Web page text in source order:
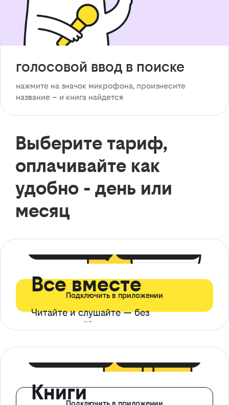
голосовой ввод в поиске
нажмите на значок микрофона, произнесите
название – и книга найдется
Выберите тариф,
оплачивайте как
удобно - день или
месяц
Все вместе
Читайте и слушайте — без
ограничений*
Подключить в приложении
КнигиПодключить в приложении